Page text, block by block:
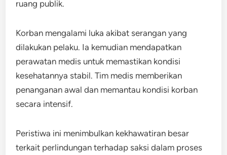
ruang publik.
Korban mengalami luka akibat serangan yang
dilakukan pelaku. Ia kemudian mendapatkan
perawatan medis untuk memastikan kondisi
kesehatannya stabil. Tim medis memberikan
penanganan awal dan memantau kondisi korban
secara intensif.
Peristiwa ini menimbulkan kekhawatiran besar
terkait perlindungan terhadap saksi dalam proses